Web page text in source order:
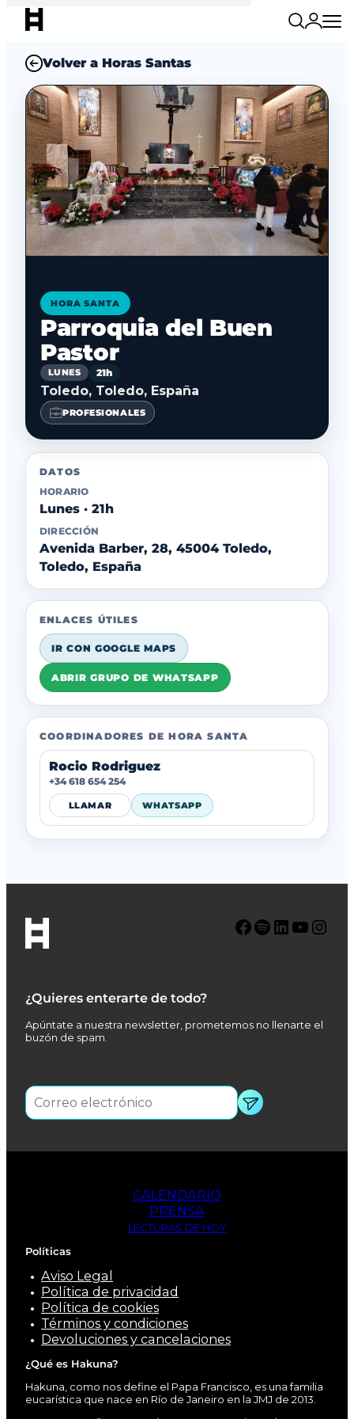
Volver a Horas Santas
HORA SANTA
Parroquia del Buen
Pastor
LUNES 21h
Toledo, Toledo, España
PROFESIONALES
DATOS
HORARIO
Lunes · 21h
DIRECCIÓN
Avenida Barber, 28, 45004 Toledo,
Toledo, España
ENLACES ÚTILES
IR CON GOOGLE MAPS
ABRIR GRUPO DE WHATSAPP
COORDINADORES DE HORA SANTA
Rocio Rodriguez
+34 618 654 254
LLAMAR WHATSAPP
¿Quieres enterarte de todo?
Apúntate a nuestra newsletter, prometemos no llenarte el
buzón de spam.
Facebook Spotify LinkedIn YouTube Instagram
CALENDARIO
PRENSA
LECTURAS DE HOY
Políticas
Aviso Legal
Política de privacidad
Política de cookies
Términos y condiciones
Devoluciones y cancelaciones
¿Qué es Hakuna?
Hakuna, como nos define el Papa Francisco, es una familia
eucarística que nace en Río de Janeiro en la JMJ de 2013.